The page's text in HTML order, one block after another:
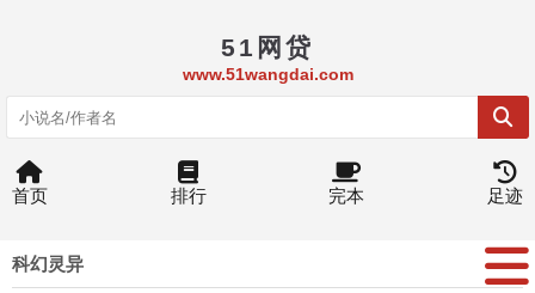
51网贷
www.51wangdai.com
首页 排行 完本 足迹
科幻灵异